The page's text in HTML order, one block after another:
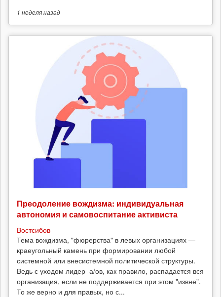
1 неделяназад
Преодоление вождизма: индивидуальная
автономия и самовоспитание активиста
Востсибов
Тема вождизма, "фюрерства" в левых организациях —
краеугольный камень при формировании любой
системной или внесистемной политической структуры.
Ведь с уходом лидер_а/ов, как правило, распадается вся
организация, если не поддерживается при этом "извне".
То же верно и для правых, но с...